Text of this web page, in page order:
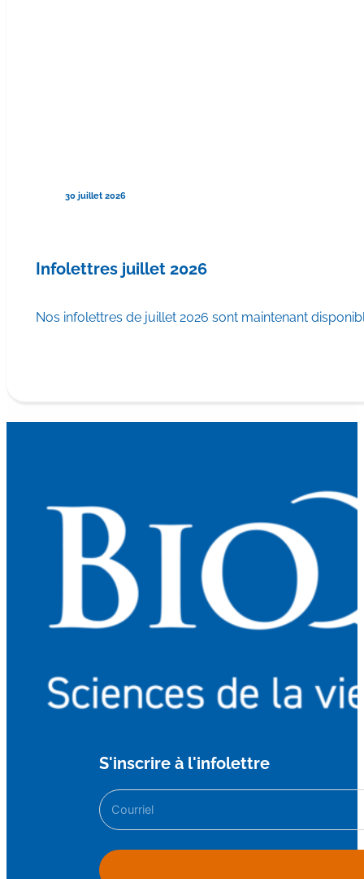
30 juillet 2026
Infolettres juillet 2026
Nos infolettres de juillet 2026 sont maintenant
S'inscrire à l'infolettre